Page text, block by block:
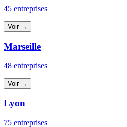
45 entreprises
Voir →
Marseille
48 entreprises
Voir →
Lyon
75 entreprises